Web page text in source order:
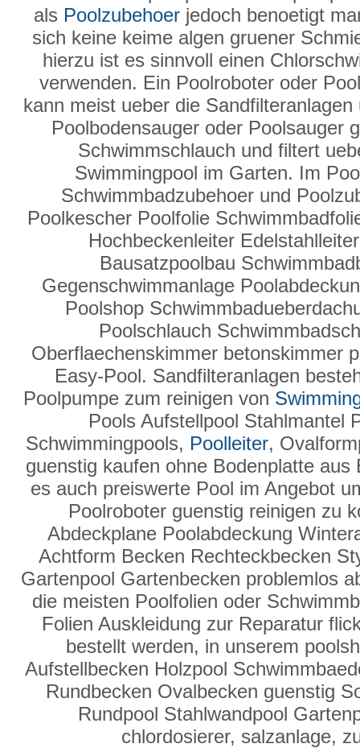
als Poolzubehoer jedoch benoetigt
sich keine keime algen gruener
hierzu ist es sinnvoll einen
verwenden. Ein Poolroboter oder
kann meist ueber die
Poolbodensauger oder Poolsauger
Schwimmschlauch und filtert
Swimmingpool im Garten. Im
Schwimmbadzubehoer und
Poolkescher Poolfolie
Hochbeckenleiter
Bausatzpoolbau
Gegenschwimmanlage
Poolshop
Poolschlauch
Oberflaechenskimmer betonskimmer
Easy-Pool. Sandfilteranlagen
Poolpumpe zum reinigen von
Pools Aufstellpool Stahlmantel
Schwimmingpools, Poolleiter,
guenstig kaufen ohne Bodenplatte
es auch preiswerte Pool im Angebot
Poolroboter guenstig reinigen zu
Abdeckplane Poolabdeckung
Achtform Becken Rechteckbecken
Gartenpool Gartenbecken problemlos
die meisten Poolfolien oder
Folien Auskleidung zur Reparatur
bestellt werden, in unserem
Aufstellbecken Holzpool
Rundbecken Ovalbecken guenstig
Rundpool Stahlwandpool
chlordosierer, salzanlage,